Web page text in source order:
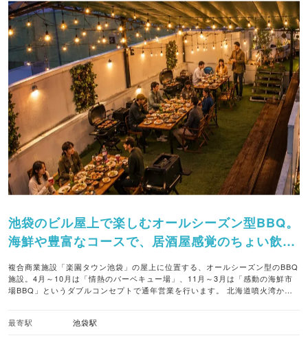
池袋のビル屋上で楽しむオールシーズン型BBQ。
海鮮や豊富なコースで、居酒屋感覚のちょい飲み
にも対応。
複合商業施設「楽園タウン池袋」の屋上に位置する、オールシーズン型のBBQ
施設。4月～10月は「情熱のバーベキュー場」、11月～3月は「感動の海鮮市
場BBQ」というダブルコンセプトで通年営業を行います。 北海道噴火湾から
ができます。また、食事を持ち込んで飲み放題をつけるプランや、場所だけを
最寄駅 池袋駅